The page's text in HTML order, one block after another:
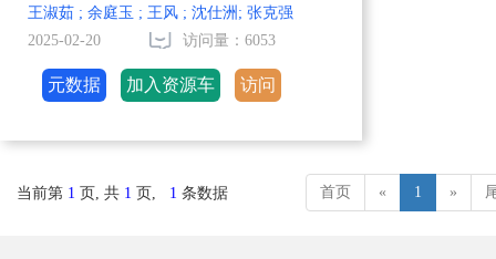
磷干湿沉降数据集
王淑茹 ; 余庭玉 ; 王风 ; 沈仕洲; 张克强
2025-02-20
访问量：6053
元数据 加入资源车 访问
当前第 1 页, 共 1 页, 1 条数据 首页 « 1 »